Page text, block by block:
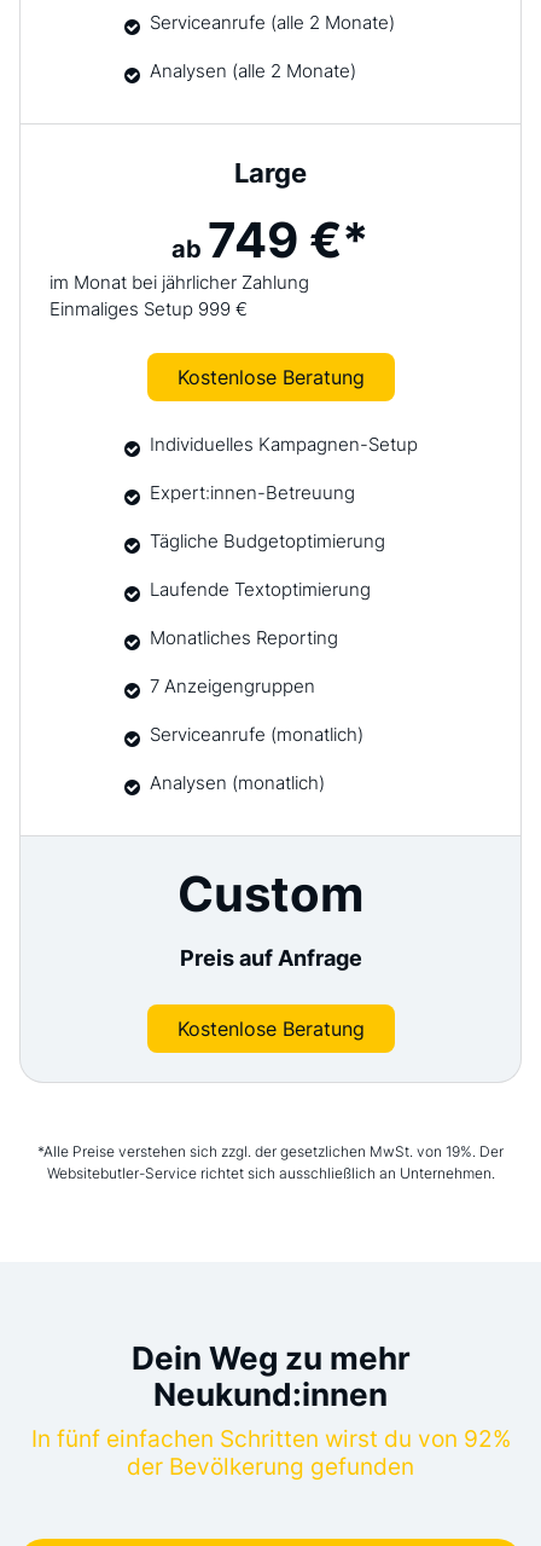
Serviceanrufe (alle 2 Monate)
Analysen (alle 2 Monate)
Large
ab 749 €*
im Monat bei jährlicher Zahlung
Einmaliges Setup 999 €
Kostenlose Beratung
Individuelles Kampagnen-Setup
Expert:innen-Betreuung
Tägliche Budgetoptimierung
Laufende Textoptimierung
Monatliches Reporting
7 Anzeigengruppen
Serviceanrufe (monatlich)
Analysen (monatlich)
Custom
Preis auf Anfrage
Kostenlose Beratung
*Alle Preise verstehen sich zzgl. der gesetzlichen MwSt. von 19%. Der
Websitebutler-Service richtet sich ausschließlich an Unternehmen.
Dein Weg zu mehr
Neukund:innen
In fünf einfachen Schritten wirst du von 92%
der Bevölkerung gefunden